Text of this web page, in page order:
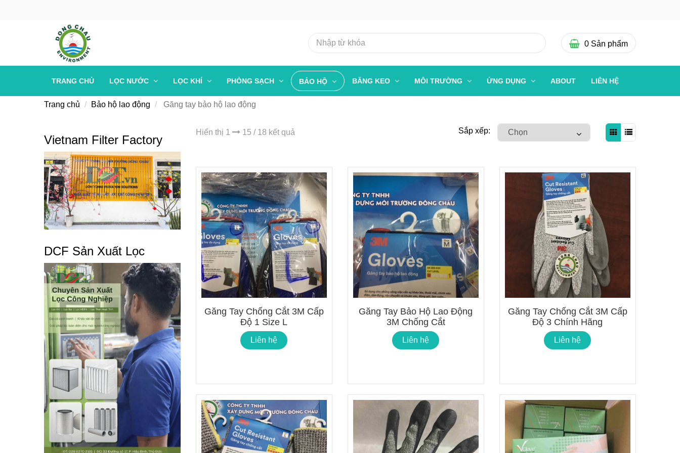
0 Sản phẩm
TRANG CHỦ LỌC NƯỚC LỌC KHÍ PHÒNG SẠCH BẢO HỘ BĂNG KEO MÔI TRƯỜNG ỨNG DỤNG ABOUT LIÊN HỆ
Trang chủ Bảo hộ lao động Găng tay bảo hộ lao động
Hiển thị 1 15 / 18 kết quả Sắp xếp:
Găng Tay Chống Cắt 3M Cấp
Độ 1 Size L
Liên hệ
Găng Tay Bảo Hộ Lao Động
3M Chống Cắt
Liên hệ
Găng Tay Chống Cắt 3M Cấp
Độ 3 Chính Hãng
Liên hệ
Vietnam Filter Factory
DCF Sản Xuất Lọc